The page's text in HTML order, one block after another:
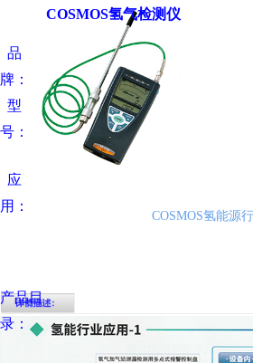
COSMOS氢气检测仪
COSMOS氢能源
品
牌：
型
号：
应
用：
产品目
录：